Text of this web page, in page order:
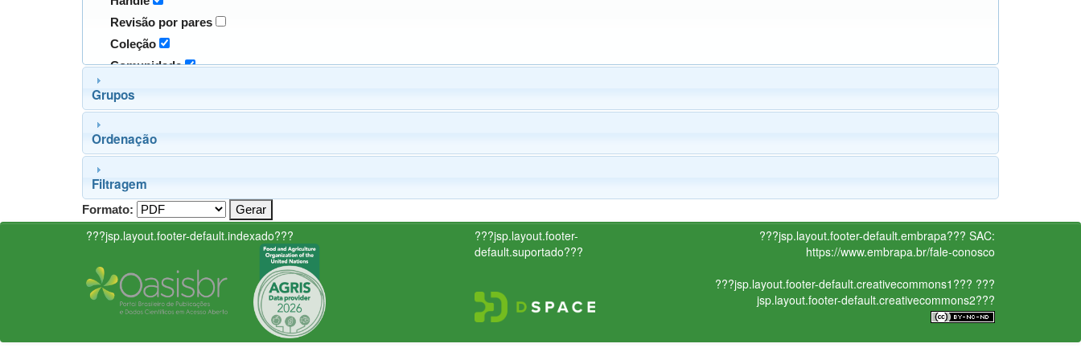
Revisão por pares
Coleção
Comunidade
Grupos
Ordenação
Filtragem
Formato:
???jsp.layout.footer-default.indexado???
???jsp.layout.footer-
default.suportado???
???jsp.layout.footer-default.embrapa??? SAC:
https://www.embrapa.br/fale-conosco
???jsp.layout.footer-default.creativecommons1??? ???
jsp.layout.footer-default.creativecommons2???